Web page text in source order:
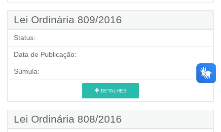
Lei Ordinária 809/2016
Status:
Data de Publicação:
Súmula:
DETALHES
Lei Ordinária 808/2016